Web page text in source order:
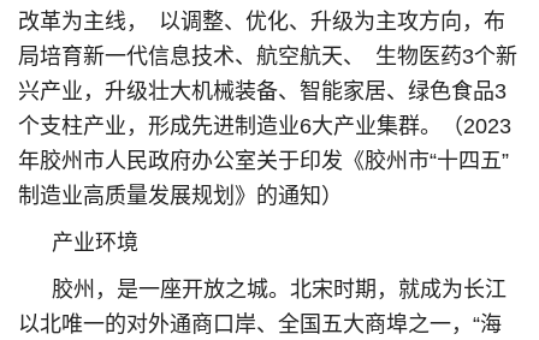
改革为主线， 以调整、优化、升级为主攻方向，布
局培育新一代信息技术、航空航天、 生物医药3个新
兴产业，升级壮大机械装备、智能家居、绿色食品3
个支柱产业，形成先进制造业6大产业集群。（2023
年胶州市人民政府办公室关于印发《胶州市“十四五”
制造业高质量发展规划》的通知）
产业环境
胶州，是一座开放之城。北宋时期，就成为长江
以北唯一的对外通商口岸、全国五大商埠之一，“海